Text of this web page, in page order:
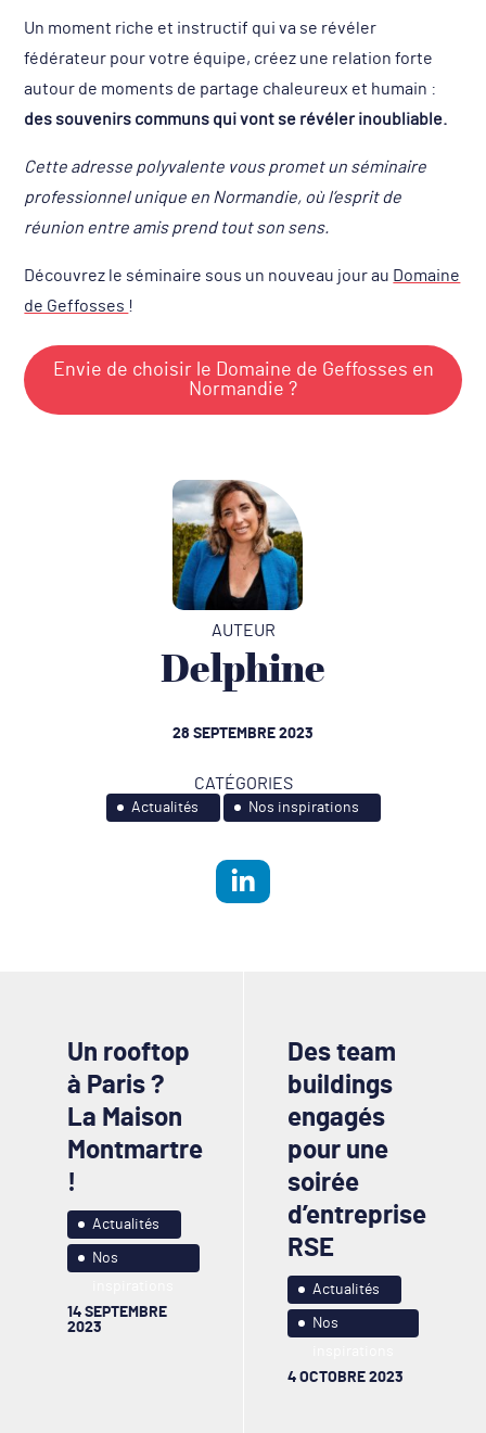
Un moment riche et instructif qui va se révéler
fédérateur pour votre équipe, créez une relation forte
autour de moments de partage chaleureux et humain :
des souvenirs communs qui vont se révéler inoubliable.
Cette adresse polyvalente vous promet un séminaire
professionnel unique en Normandie, où l’esprit de
réunion entre amis prend tout son sens.
Découvrez le séminaire sous un nouveau jour au Domaine
de Geffosses !
Envie de choisir le Domaine de Geffosses en
Normandie ?
AUTEUR
Delphine
28 SEPTEMBRE 2023
CATÉGORIES
Actualités Nos inspirations
Un rooftop
à Paris ?
La Maison
Montmartre
!
Actualités
Nos
14 SEPTEMBRE
2023
Des team
buildings
engagés
pour une
soirée
d’entreprise
RSE
Actualités
Nos
4 OCTOBRE 2023